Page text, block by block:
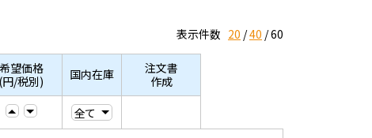
表示件数 20 40 60
希望価格
(円/税別)
国内在庫
注文書
作成